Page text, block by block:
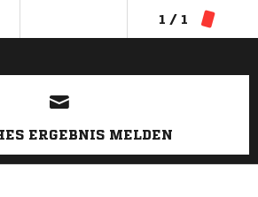
1 / 1
ANZEIGE
ERGEBNIS MELDEN